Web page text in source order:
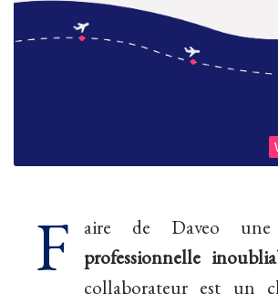
F aire de Daveo
professionnelle
collaborateur est un